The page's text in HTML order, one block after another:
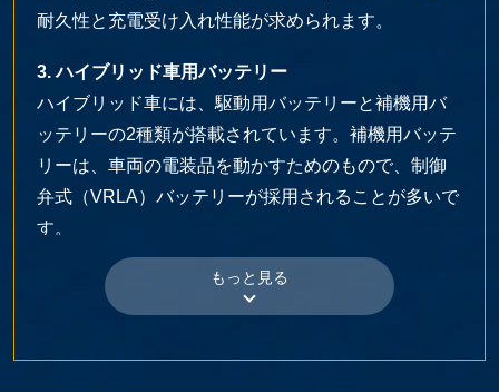
耐久性と充電受け入れ性能が求められます。
3. ハイブリッド車用バッテリー
ハイブリッド車には、駆動用バッテリーと補機用バ
ッテリーの2種類が搭載されています。補機用バッテ
リーは、車両の電装品を動かすためのもので、制御
弁式（VRLA）バッテリーが採用されることが多いで
す。
4. 欧州車用バッテリー（EN規格）
欧州車や一部国産車に採用されているEN規格対応の